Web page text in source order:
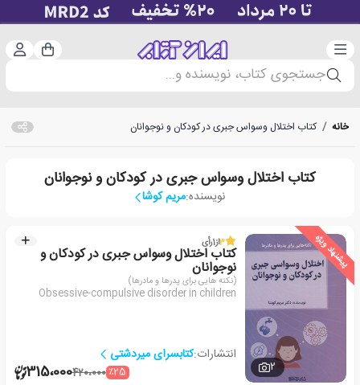
دسته‌بندی سبد
جستجوی کتاب، نویسنده و...
خانه / کتاب اختلال وسواس جبری در کودکان و نوجوانان
کتاب اختلال وسواس جبری در کودکان و نوجوانان
نویسنده:مریم کوشا
پیشنهاد ویژه
2
3از1رأی
کتاب اختلال وسواس جبری در کودکان و
نوجوانان
(نکته هایی برای پدرها و مادرها)
Obsessive-compulsive disorder in children
انتشارات:کتابسرای میردشتی
٪25420،000315،000